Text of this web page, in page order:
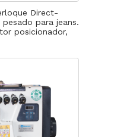
Direct-
para jeans.
posicionador,